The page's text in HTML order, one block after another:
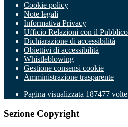
Cookie policy
Note legali
Informativa Privacy
Ufficio Relazioni con il Pubblico
Dichiarazione di accessibilità
Obiettivi di accessibilità
Whistleblowing
Gestione consensi cookie
Amministrazione trasparente
Pagina visualizzata 187477 volte
Sezione Copyright